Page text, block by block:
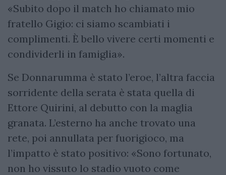
«Subito dopo il match ho chiamato mio
fratello Gigio: ci siamo scambiati i
complimenti. È bello vivere certi momenti e
condividerli in famiglia».
Se Donnarumma è stato l’eroe, l’altra faccia
sorridente della serata è stata quella di
Ettore Quirini, al debutto con la maglia
granata. L’esterno ha anche trovato una
rete, poi annullata per fuorigioco, ma
l’impatto è stato positivo: «Sono fortunato,
non ho vissuto lo stadio vuoto come